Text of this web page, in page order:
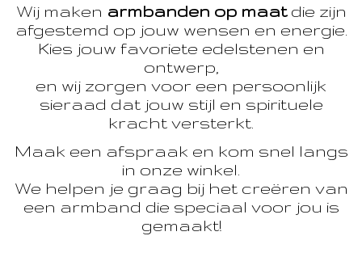
Wij maken armbanden op maatdie zijn
afgestemd op jouw wensen en energie.
Kies jouw favoriete edelstenen en
ontwerp,
en wij zorgen voor een persoonlijk
sieraad dat jouw stijl en spirituele
kracht versterkt.
Maak een afspraak en kom snel langs
in onze winkel.
We helpen je graag bij het creëren van
een armband die speciaal voor jou is
gemaakt!